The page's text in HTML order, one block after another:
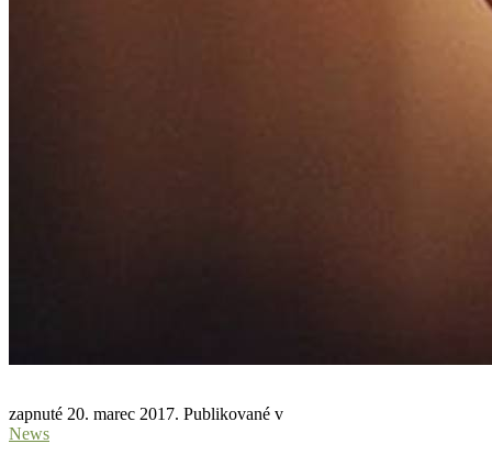
zapnuté 20. marec 2017. Publikované v
News